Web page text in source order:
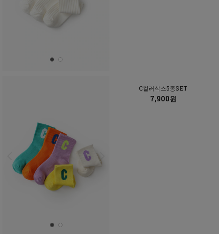
C컬러삭스5종SET
7,900원